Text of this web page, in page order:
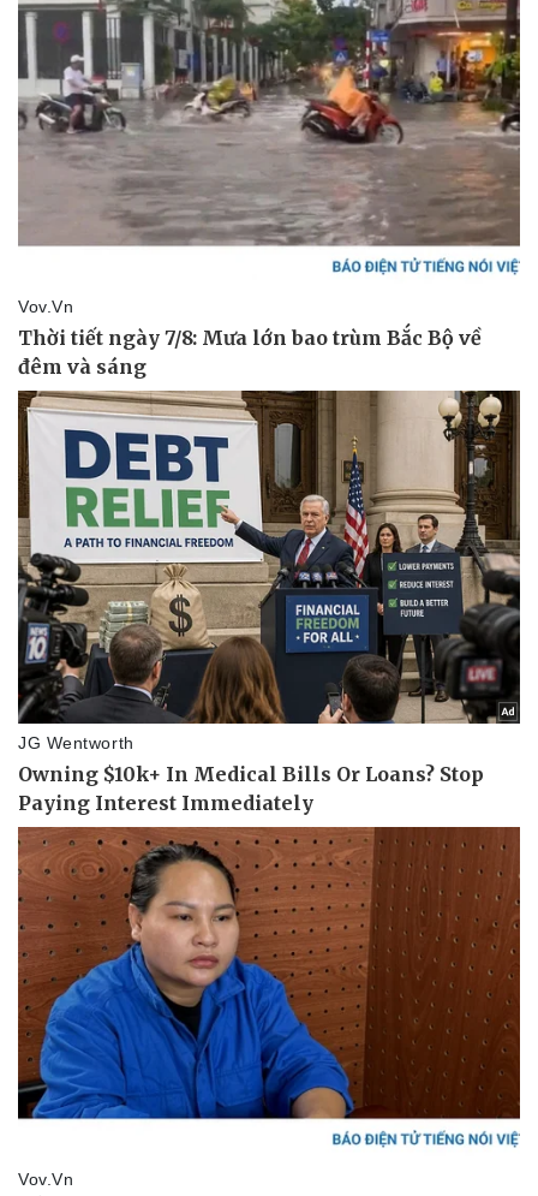
Thể thao
Bóng đá
Lịch thi đấu bóng đá
Thế giới thể thao
eSports
Hậu trường
Ô tô - Xe máy
Ô tô
Xe máy
Tư vấn